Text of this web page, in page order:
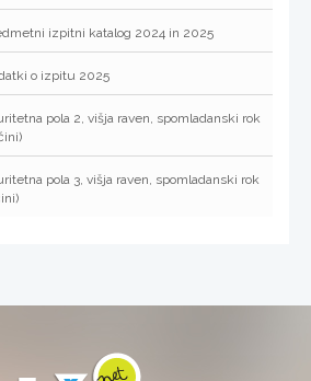
izpitni katalog 2024 in 2025
o izpitu 2025
pola 2, višja raven, spomladanski rok
pola 3, višja raven, spomladanski rok